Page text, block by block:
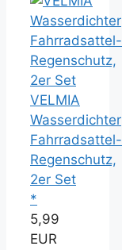
VELMIA
Wasserdichter
Fahrradsattel-
Regenschutz,
2er Set
*
5,99
EUR